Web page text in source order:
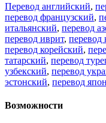
Перевод английский,
перевод французский,
итальянский, перевод
перевод иврит, перевод
перевод корейский,
татарский, перевод
узбекский, перевод
эстонский, перевод
Возможности